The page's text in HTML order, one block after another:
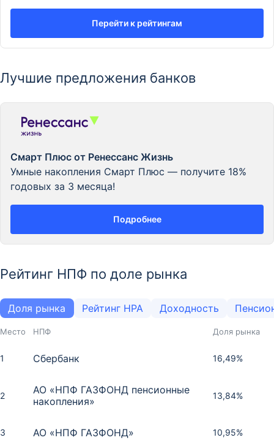
Перейти к рейтингам
Лучшие предложения банков
Смарт Плюс от Ренессанс Жизнь
Умные накопления Смарт Плюс — получите 18%
годовых за 3 месяца!
Подробнее
Рейтинг НПФ по доле рынка
Доля рынка Рейтинг НРА Доходность
Место НПФ Доля рынка
1 Сбербанк 16,49%
2
АО «НПФ ГАЗФОНД пенсионные
накопления»
13,84%
3 АО «НПФ ГАЗФОНД» 10,95%